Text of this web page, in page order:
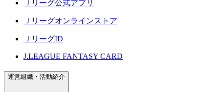
Ｊリーグ公式アプリ
Ｊリーグオンラインストア
ＪリーグID
J.LEAGUE FANTASY CARD
運営組織・活動紹介